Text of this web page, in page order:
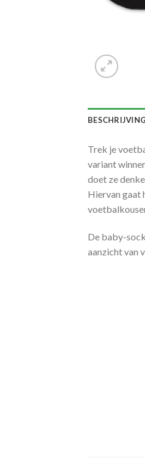
BESCHRIJVING
Trek je
variant
doet ze
Hiervan gaat
De baby-
aanzicht van